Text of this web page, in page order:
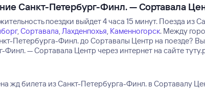
Санкт-Петербург-Финл. — Сортавала
поездки выйдет 4 часа 15 минут. Поезда из
,Сортавала,Лахденпохья, Каменногорск. Между
Петербурга-Финл. до Сортавалы Центр на поезде?
Финл. — Сортавала Центр через интернет на сайте
жд билета из Санкт-Петербурга-Финл. в Сортавалу